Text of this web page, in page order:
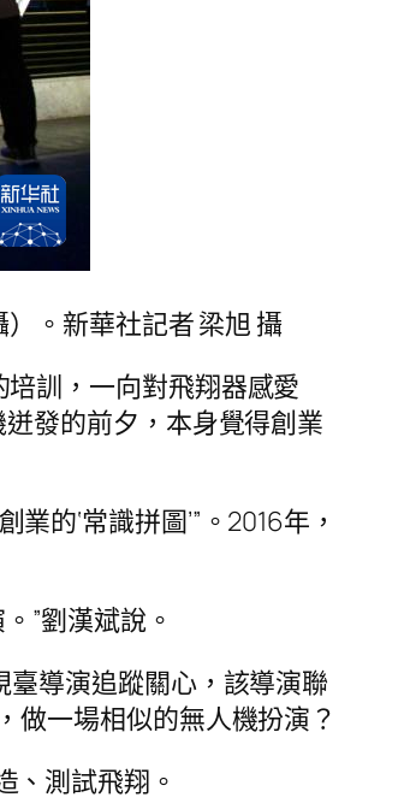
。新華社記者 梁旭 攝
訓，一向對飛翔器感愛
發的前夕，本身覺得創業
的‘常識拼圖’”。2016年，
”劉漢斌說。
導演追蹤關心，該導演聯
做一場相似的無人機扮演？
、測試飛翔。